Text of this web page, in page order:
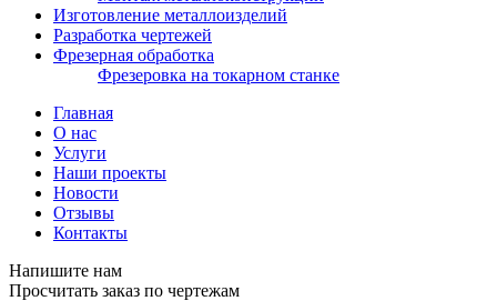
Изготовление металлоизделий
Разработка чертежей
Фрезерная обработка
Фрезеровка на токарном станке
Главная
О нас
Услуги
Наши проекты
Новости
Отзывы
Контакты
Напишите нам
Просчитать заказ по чертежам